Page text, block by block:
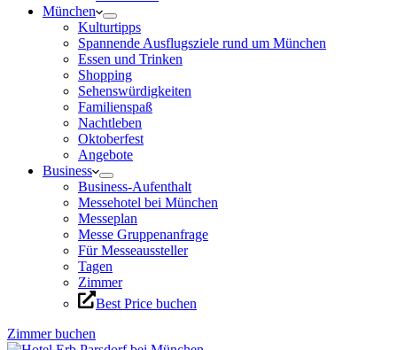
München
Kulturtipps
Spannende Ausflugsziele rund um München
Essen und Trinken
Shopping
Sehenswürdigkeiten
Familienspaß
Nachtleben
Oktoberfest
Angebote
Business
Business-Aufenthalt
Messehotel bei München
Messeplan
Messe Gruppenanfrage
Für Messeaussteller
Tagen
Zimmer
Best Price buchen
Zimmer buchen